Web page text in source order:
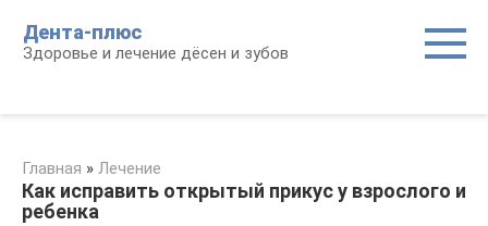
контенту
Дента-плюс
Здоровье и лечение дёсен и зубов
Главная » Лечение
Как исправить открытый прикус у взрослого и
ребенка